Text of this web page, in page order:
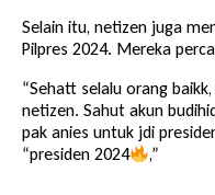
Selain itu, netizen juga
Pilpres 2024. Mereka
“Sehatt selalu orang
netizen. Sahut akun
pak anies untuk jdi
“presiden 2024
,”